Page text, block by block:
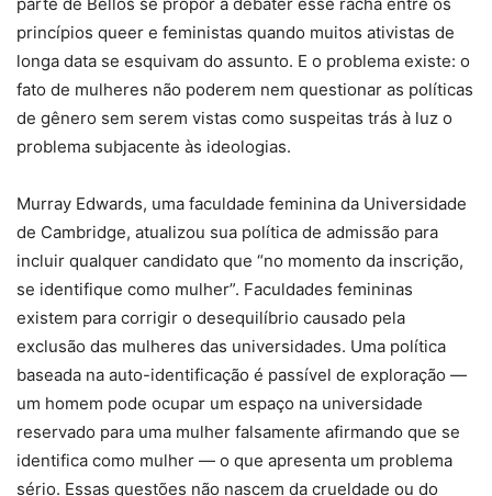
princípios queer e feministas quando muitos ativistas de
longa data se esquivam do assunto. E o problema existe: o
fato de mulheres não poderem nem questionar as políticas
de gênero sem serem vistas como suspeitas trás à luz o
problema subjacente às ideologias.
Murray Edwards, uma faculdade feminina da Universidade
de Cambridge, atualizou sua política de admissão para
incluir qualquer candidato que “no momento da inscrição,
se identifique como mulher”. Faculdades femininas
existem para corrigir o desequilíbrio causado pela
exclusão das mulheres das universidades. Uma política
baseada na auto-identificação é passível de exploração —
um homem pode ocupar um espaço na universidade
reservado para uma mulher falsamente afirmando que se
identifica como mulher — o que apresenta um problema
sério. Essas questões não nascem da crueldade ou do